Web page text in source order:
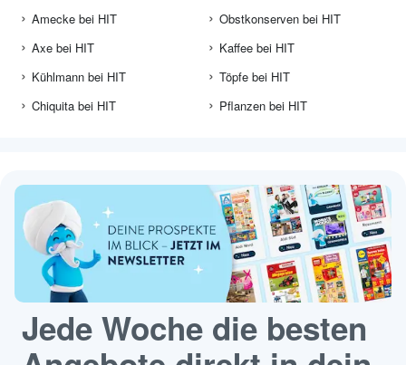
Amecke bei HIT
Axe bei HIT
Kühlmann bei HIT
Chiquita bei HIT
Obstkonserven bei HIT
Kaffee bei HIT
Töpfe bei HIT
Pflanzen bei HIT
Jede Woche die besten